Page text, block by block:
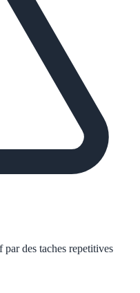
des taches repetitives